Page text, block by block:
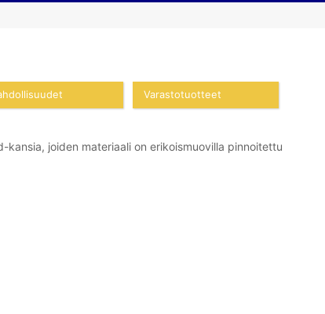
Varastotuotteet
kansia, joiden materiaali on erikoismuovilla pinnoitettu